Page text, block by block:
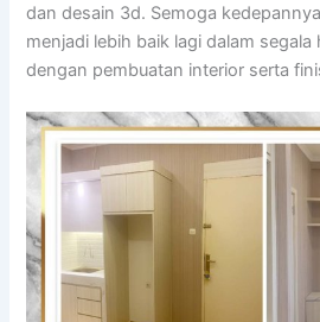
dan desain 3d. Semoga
menjadi lebih baik lagi dalam segala
dengan pembuatan interior serta